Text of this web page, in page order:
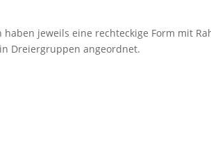
jeweils eine recht­eckige Form mit
Drei­er­gruppen angeordnet.